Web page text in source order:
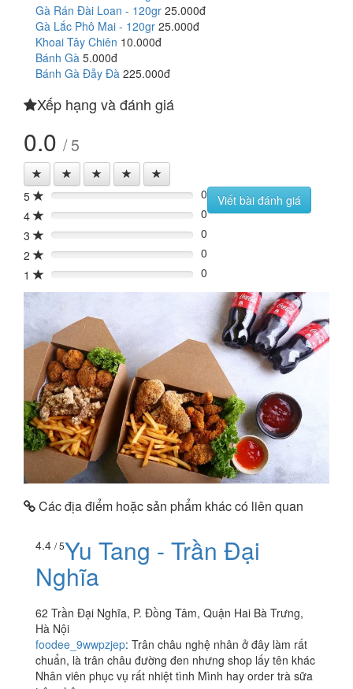
Gà Rán Đài Loan - 120gr 25.000đ
Gà Lắc Phô Mai - 120gr 25.000đ
Khoai Tây Chiên 10.000đ
Bánh Gà 5.000đ
Bánh Gà Đẫy Đà 225.000đ
Xếp hạng và đánh giá
0.0 / 5
5 0%
0
4
0%
0
3
0%
0
2
0%
0
1
0% 0
Viết bài đánh giá
Các địa điểm hoặc sản phẩm khác có liên quan
4.4 / 5Yu Tang - Trần Đại
Nghĩa
62 Trần Đại Nghĩa, P. Đồng Tâm, Quận Hai Bà Trưng,
Hà Nội
foodee_9wwpzjep: Trân châu nghệ nhân ở đây làm rất
chuẩn, là trân châu đường đen nhưng shop lấy tên khác
Nhân viên phục vụ rất nhiệt tình Mình hay order trà sữa